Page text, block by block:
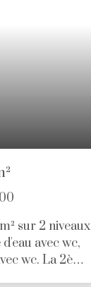
sur 2 niveaux
avec wc,
wc. La 2ème